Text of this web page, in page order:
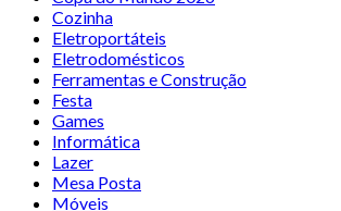
Cozinha
Eletroportáteis
Eletrodomésticos
Ferramentas e Construção
Festa
Games
Informática
Lazer
Mesa Posta
Móveis